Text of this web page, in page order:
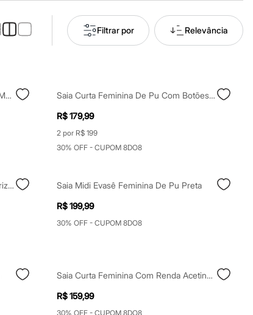
Filtrar por Relevância
Saia Curta Feminina De Pu Plus Size Marrom
Saia Curta Feminina De Pu Com Botões Marrom
R$ 179,99
2 por R$ 199
30% OFF - CUPOM 8DO8
Saia Midi Lápis Feminina De Pu Texturizada Mindset Preta
Saia Midi Evasê Feminina De Pu Preta
R$ 199,99
30% OFF - CUPOM 8DO8
Saia Curta Feminina Com Renda Acetinada Preta
R$ 159,99
30% OFF - CUPOM 8DO8